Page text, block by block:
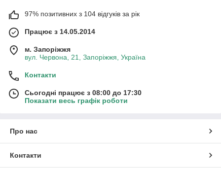
97% позитивних з 104 відгуків за рік
Працює з 14.05.2014
м. Запоріжжя
вул. Червона, 21, Запоріжжя, Україна
Контакти
Сьогодні працює з 08:00 до 17:30
Показати весь графік роботи
Про нас
Контакти